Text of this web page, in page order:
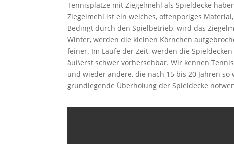
Tennisplätze mit Ziegelmehl als Spieldecke
Ziegelmehl ist ein weiches, offenporiges
Bedingt durch den Spielbetrieb, wird das
Winter, werden die kleinen Körnchen
feiner. Im Laufe der Zeit, werden die
äußerst schwer vorhersehbar. Wir kennen
und wieder andere, die nach 15 bis 20 Jahren
grundlegende Überholung der Spieldecke